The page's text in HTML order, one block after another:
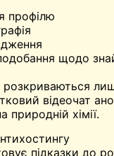
профілю
щодо
розкриваються
відеочат
хімії.
підказки до